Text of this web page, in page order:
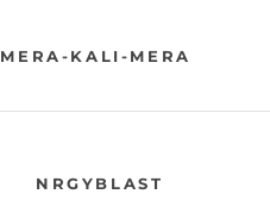
MERA-KALI-MERA
NRGYBLAST